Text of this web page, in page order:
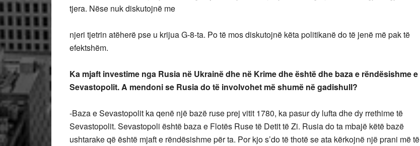
tjera. Nëse nuk diskutojnë me
njeri tjetrin atëherë pse u krijua G-8-ta. Po të mos diskutojnë këta politikanë do të jenë më pak të
efektshëm.
Ka mjaft investime nga Rusia në Ukrainë dhe në Krime dhe është dhe baza e rëndësishme e
Sevastopolit. A mendoni se Rusia do të involvohet më shumë në gadishull?
-Baza e Sevastopolit ka qenë një bazë ruse prej vitit 1780, ka pasur dy lufta dhe dy rrethime të
Sevastopolit. Sevastopoli është baza e Flotës Ruse të Detit të Zi. Rusia do ta mbajë këtë bazë
ushtarake që është mjaft e rëndësishme për ta. Por kjo s’do të thotë se ata kërkojnë një prani më të